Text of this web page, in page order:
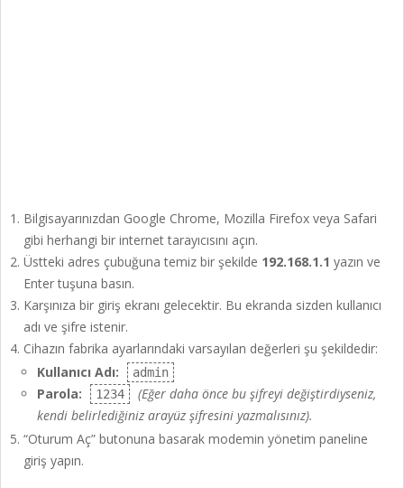
Bilgisayarınızdan Google Chrome, Mozilla Firefox veya Safari
gibi herhangi bir internet tarayıcısını açın.
Üstteki adres çubuğuna temiz bir şekilde 192.168.1.1 yazın ve
Enter tuşuna basın.
Karşınıza bir giriş ekranı gelecektir. Bu ekranda sizden kullanıcı
adı ve şifre istenir.
Cihazın fabrika ayarlarındaki varsayılan değerleri şu şekildedir:
Kullanıcı Adı:
admin
Parola: 1234
(Eğer daha önce bu şifreyi değiştirdiyseniz,
kendi belirlediğiniz arayüz şifresini yazmalısınız).
“Oturum Aç” butonuna basarak modemin yönetim paneline
giriş yapın.